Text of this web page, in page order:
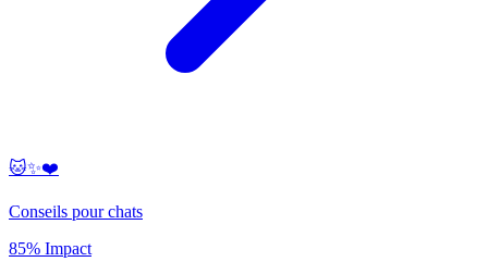
🐱✨❤️
Conseils pour chats
85% Impact